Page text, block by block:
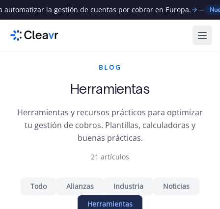
la gestión de cuentas por cobrar en Europa. — Nuevo
BLOG
Herramientas
Herramientas y recursos prácticos para optimizar
tu gestión de cobros. Plantillas, calculadoras y
buenas prácticas.
21 artículos
Todo Alianzas Industria
Noticias
Herramientas